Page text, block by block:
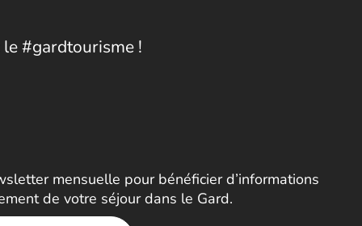
#gardtourisme !
mensuelle pour bénéficier d’informations
de votre séjour dans le Gard.